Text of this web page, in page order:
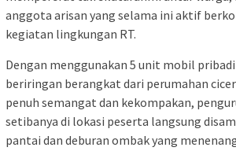
anggota arisan yang selama ini aktif
kegiatan lingkungan RT.
Dengan menggunakan 5 unit mobil
beriringan berangkat dari perumahan
penuh semangat dan kekompakan,
setibanya di lokasi peserta langsung
pantai dan deburan ombak yang